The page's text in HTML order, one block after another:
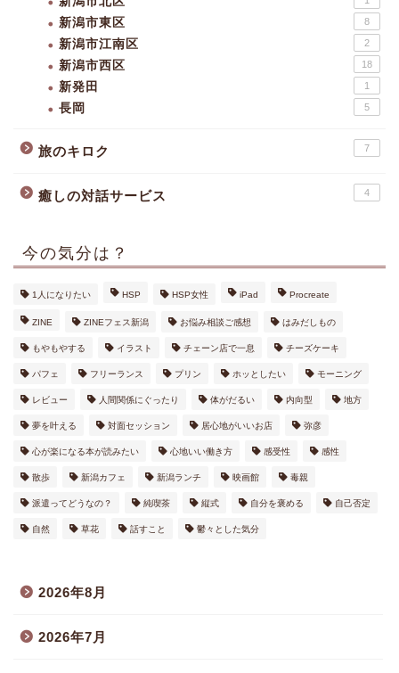
新潟市東区 8
新潟市江南区 2
新潟市西区 18
新発田 1
長岡 5
旅のキロク 7
癒しの対話サービス 4
今の気分は？
1人になりたい HSP HSP女性 iPad Procreate
ZINE ZINEフェス新潟 お悩み相談ご感想 はみだしもの
もやもやする イラスト チェーン店で一息 チーズケーキ
パフェ フリーランス プリン ホッとしたい モーニング
レビュー 人間関係にぐったり 体がだるい 内向型 地方
夢を叶える 対面セッション 居心地がいいお店 弥彦
心が楽になる本が読みたい 心地いい働き方 感受性 感性
散歩 新潟カフェ 新潟ランチ 映画館 毒親
派遣ってどうなの？ 純喫茶 縦式 自分を褒める 自己否定
自然 草花 話すこと 鬱々とした気分
2026年8月
2026年7月